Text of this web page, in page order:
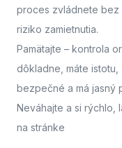
proces zvládnete bez
riziko zamietnutia.
Pamätajte – kontrola
dôkladne, máte
bezpečné a má jasný
Neváhajte a si rýchlo,
na stránke